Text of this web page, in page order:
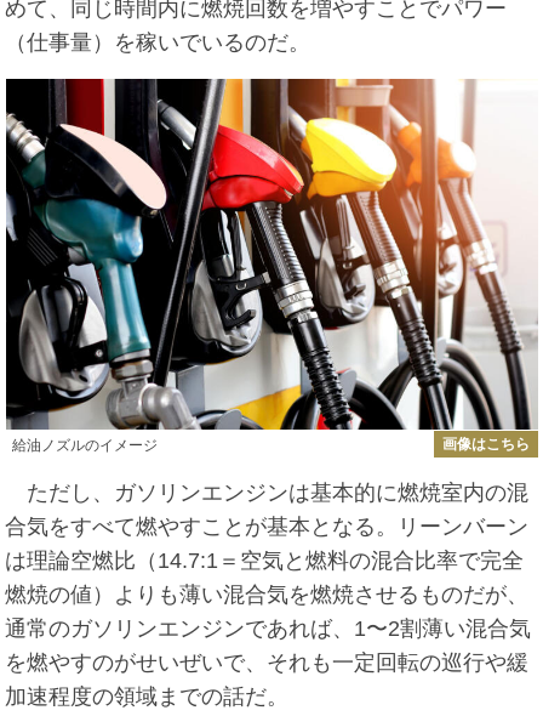
めて、同じ時間内に燃焼回数を増やすことでパワー
（仕事量）を稼いでいるのだ。
給油ノズルのイメージ 画像はこちら
ただし、ガソリンエンジンは基本的に燃焼室内の混
合気をすべて燃やすことが基本となる。リーンバーン
は理論空燃比（14.7:1＝空気と燃料の混合比率で完全
燃焼の値）よりも薄い混合気を燃焼させるものだが、
通常のガソリンエンジンであれば、1〜2割薄い混合気
を燃やすのがせいぜいで、それも一定回転の巡行や緩
加速程度の領域までの話だ。